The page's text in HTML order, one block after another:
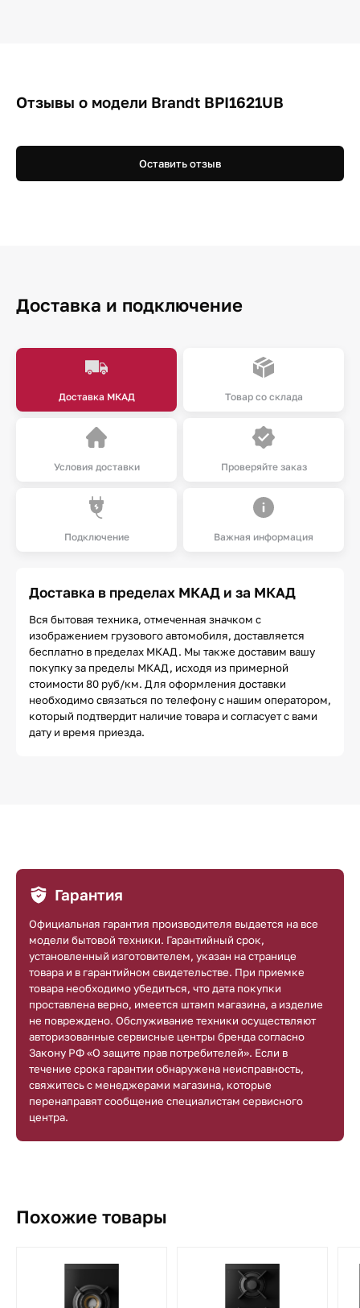
Отзывы о модели Brandt BPI1621UB
Оставить отзыв
Доставка и подключение
Доставка МКАД Товар со склада
Условия доставки Проверяйте заказ
Подключение Важная информация
Доставка в пределах МКАД и за МКАД
Вся бытовая техника, отмеченная значком с
изображением грузового автомобиля, доставляется
бесплатно в пределах МКАД. Мы также доставим вашу
покупку за пределы МКАД, исходя из примерной
стоимости 80 руб/км. Для оформления доставки
необходимо связаться по телефону с нашим оператором,
который подтвердит наличие товара и согласует с вами
дату и время приезда.
Гарантия
Официальная гарантия производителя выдается на все
модели бытовой техники. Гарантийный срок,
установленный изготовителем, указан на странице
товара и в гарантийном свидетельстве. При приемке
товара необходимо убедиться, что дата покупки
проставлена верно, имеется штамп магазина, а изделие
не повреждено. Обслуживание техники осуществляют
авторизованные сервисные центры бренда согласно
Закону РФ «О защите прав потребителей». Если в
течение срока гарантии обнаружена неисправность,
свяжитесь с менеджерами магазина, которые
перенаправят сообщение специалистам сервисного
центра.
Похожие товары